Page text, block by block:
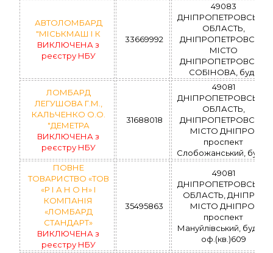
АВТОЛОМБАРД
"МІСЬКМАШ І К
ВИКЛЮЧЕНА з
реєстру НБУ
33669992
49083
ДНІПРОПЕТРОВСЬКА
ОБЛАСТЬ,
ДНІПРОПЕТРОВСЬК,
МІСТО
ДНІПРОПЕТРОВСЬК,
СОБІНОВА, буд.1
ЛОМБАРД
ЛЕГУШОВА Г.М.,
КАЛЬЧЕНКО О.О.
"ДЕМЕТРА
ВИКЛЮЧЕНА з
реєстру НБУ
31688018
49081
ДНІПРОПЕТРОВСЬКА
ОБЛАСТЬ,
ДНІПРОПЕТРОВСЬК,
МІСТО ДНІПРО,
проспект
Слобожанський, буд.12
ПОВНЕ
ТОВАРИСТВО «ТОВ
«Р І А Н О Н» І
КОМПАНІЯ
«ЛОМБАРД
СТАНДАРТ»
ВИКЛЮЧЕНА з
реєстру НБУ
35495863
49081
ДНІПРОПЕТРОВСЬКА
ОБЛАСТЬ, ДНІПРО,
МІСТО ДНІПРО,
проспект
Мануйлівський, буд.73,
оф.(кв.)609